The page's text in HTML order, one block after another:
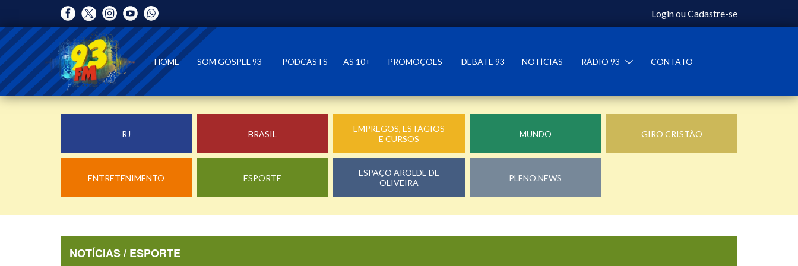
LoginouCadastre-se
HOME SOM GOSPEL 93 PODCASTS AS 10+ PROMOÇÕES DEBATE 93 NOTÍCIAS RÁDIO 93 CONTATO
RJ BRASIL
EMPREGOS, ESTÁGIOS
E CURSOS
MUNDO GIRO CRISTÃO
ENTRETENIMENTO ESPORTE
ESPAÇO AROLDE DE
OLIVEIRA
PLENO.NEWS
NOTÍCIAS / ESPORTE